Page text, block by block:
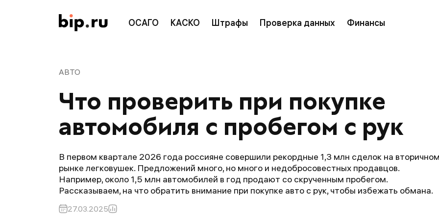
ОСАГО КАСКО Штрафы Проверка данных Финансы
АВТО
Что проверить при покупке
автомобиля с пробегом с рук
В первом квартале 2026 года россияне совершили рекордные 1,3 млн сделок на
рынке легковушек. Предложений много, но много и недобросовестных продавцов.
Например, около 1,5 млн автомобилей в год продают со скрученным пробегом.
Рассказываем, на что обратить внимание при покупке авто с рук, чтобы избежать обмана.
27.03.2025